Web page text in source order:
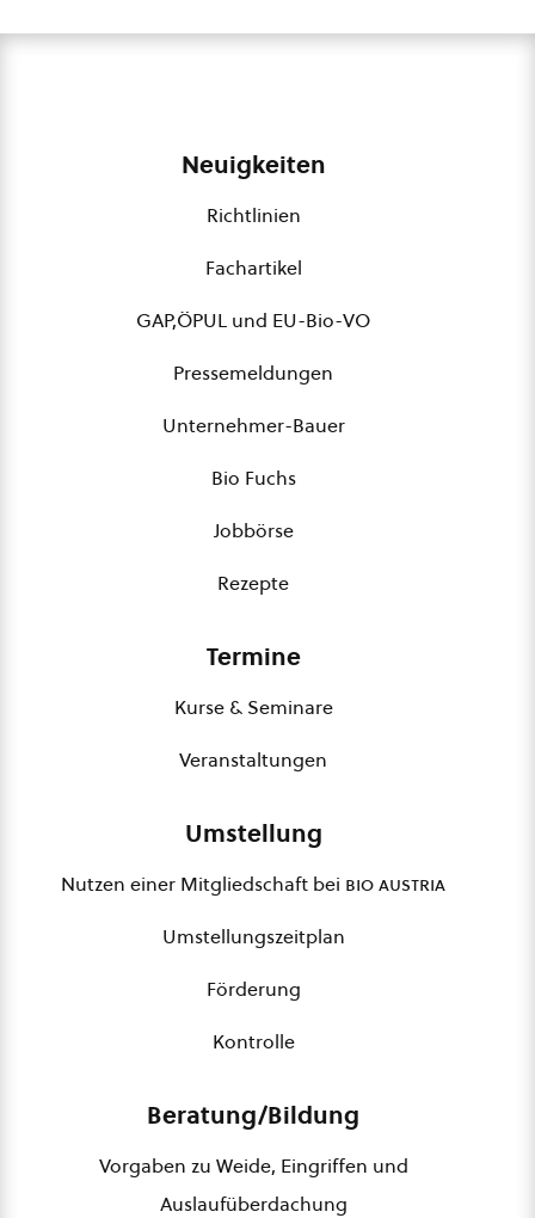
Neuigkeiten
Richtlinien
Fachartikel
GAP,ÖPUL und EU-Bio-VO
Pressemeldungen
Unternehmer-Bauer
Bio Fuchs
Jobbörse
Rezepte
Termine
Kurse & Seminare
Veranstaltungen
Umstellung
Nutzen einer Mitgliedschaft bei bio austria
Umstellungszeitplan
Förderung
Kontrolle
Beratung/Bildung
Vorgaben zu Weide, Eingriffen und
Auslaufüberdachung